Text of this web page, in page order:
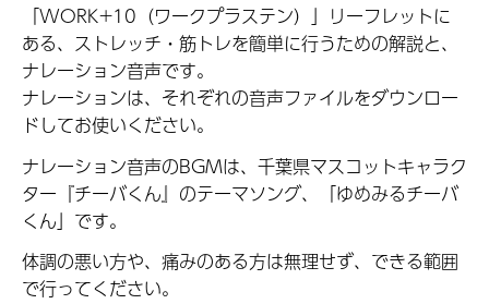
「WORK+10（ワークプラステン）」リーフレットに
ある、ストレッチ・筋トレを簡単に行うための解説と、
ナレーション音声です。
ナレーションは、それぞれの音声ファイルをダウンロー
ドしてお使いください。
ナレーション音声のBGMは、千葉県マスコットキャラク
ター『チーバくん』のテーマソング、「ゆめみるチーバ
くん」です。
体調の悪い方や、痛みのある方は無理せず、できる範囲
で行ってください。